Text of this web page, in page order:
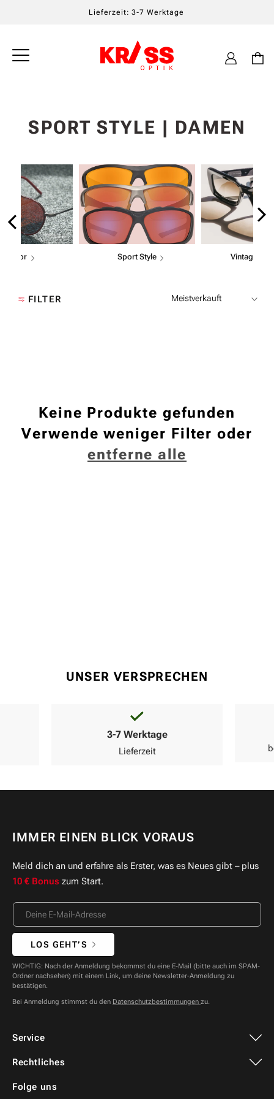
Lieferzeit: 3-7 Werktage
Einloggen
K
T
E
G
O
I
SPORT STYLE | DAMEN
Sport Style Vintage
Aviator
FILTER
Keine Produkte gefunden
Verwende weniger Filter oder
entferne alle
UNSER VERSPRECHEN
3-7 Werktage
Lieferzeit
Service
Folge uns
Rechtliches
IMMER EINEN BLICK VORAUS
Meld dich an und erfahre als Erster, was es Neues gibt – plus
10 € Bonus zum Start.
LOS GEHT’S
WICHTIG: Nach der Anmeldung bekommst du eine E-Mail (bitte auch im SPAM-
Ordner nachsehen) mit einem Link, um deine Newsletter-Anmeldung zu
bestätigen.
Bei Anmeldung stimmst du den Datenschutzbestimmungen zu.